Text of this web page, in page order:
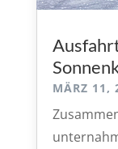
MÄRZ 11,